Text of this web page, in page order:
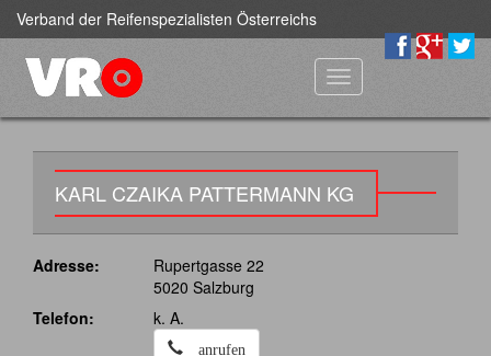
Verband der Reifenspezialisten Österreichs
Toggle
navigation
KARL CZAIKA PATTERMANN KG
Adresse:
Rupertgasse 22
5020 Salzburg
Telefon:
k. A.
anrufen